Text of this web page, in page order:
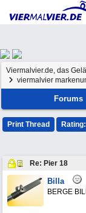
Viermalvier.de, das
viermalvier
Forums
Print Thread
Re: Pier 18
Billa
BERGE